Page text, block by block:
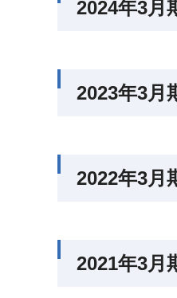
2024年3月
2023年3月
2022年3月
2021年3月